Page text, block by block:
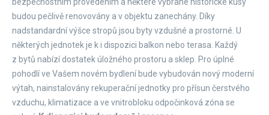
budou pečlivě renovovány a v objektu zanechány. Díky
nadstandardní výšce stropů jsou byty vzdušné a prostorné. U
některých jednotek je k i dispozici balkon nebo terasa. Každý
z bytů nabízí dostatek úložného prostoru a sklep. Pro úplné
pohodlí ve Vašem novém bydlení bude vybudován nový moderní
výtah, nainstalovány rekuperační jednotky pro přísun čerstvého
vzduchu, klimatizace a ve vnitrobloku odpočinková zóna se